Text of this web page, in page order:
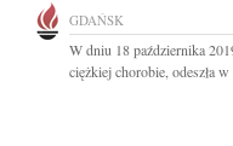
GDAŃSK
W dniu 18 października
ciężkiej chorobie, odeszła